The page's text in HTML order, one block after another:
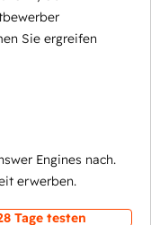
Sie ergreifen
Engines nach.
erwerben.
Tage testen